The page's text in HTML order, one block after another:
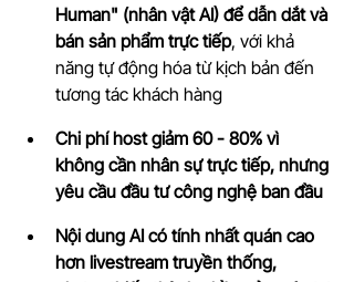
Human" (nhân vật AI) để dẫn dắt và
bán sản phẩm trực tiếp, với khả
năng tự động hóa từ kịch bản đến
tương tác khách hàng
Chi phí host giảm 60 - 80% vì
không cần nhân sự trực tiếp, nhưng
yêu cầu đầu tư công nghệ ban đầu
Nội dung AI có tính nhất quán cao
hơn livestream truyền thống,